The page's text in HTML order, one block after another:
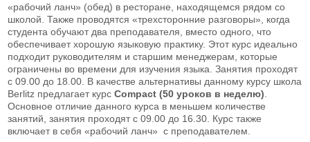
«рабочий ланч» (обед) в ресторане, находящемся рядом со
школой. Также проводятся «трехсторонние разговоры», когда
студента обучают два преподавателя, вместо одного, что
обеспечивает хорошую языковую практику. Этот курс идеально
подходит руководителям и старшим менеджерам, которые
ограничены во времени для изучения языка. Занятия проходят
с 09.00 до 18.00. В качестве альтернативы данному курсу школа
Berlitz предлагает курс Compact (50 уроков в неделю)
Основное отличие данного курса в меньшем количестве
занятий, занятия проходят с 09.00 до 16.30. Курс также
включает в себя «рабочий ланч» с преподавателем.